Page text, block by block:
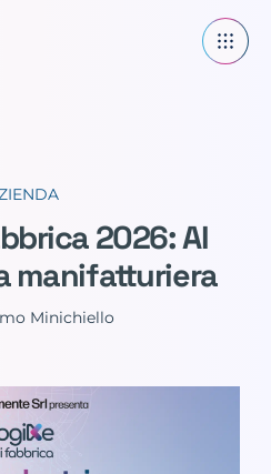
2026: AI
manifatturiera
Minichiello